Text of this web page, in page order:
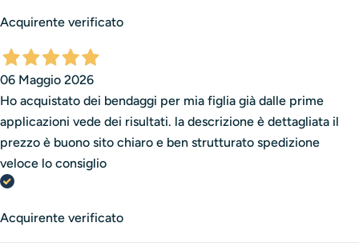
Acquirente verificato
06 Maggio 2026
Ho acquistato dei bendaggi per mia figlia già dalle prime
applicazioni vede dei risultati. la descrizione è dettagliata il
prezzo è buono sito chiaro e ben strutturato spedizione
veloce lo consiglio
Acquirente verificato